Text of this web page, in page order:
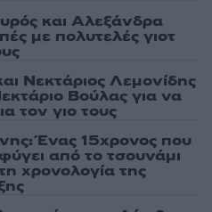
και Αλεξάνδρα
με πολυτελές γιοτ
Νεκτάριος Λεμονίδης
Βούλας για να
τον γιο τους
Ένας 15χρονος που
από το τσουνάμι
χρονολογία της